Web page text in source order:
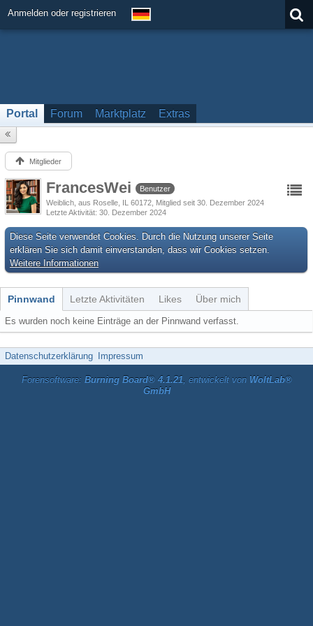
Anmelden oder registrieren
Portal Forum Marktplatz Extras
Mitglieder
FrancesWei
Benutzer
Weiblich aus Roselle, IL 60172 Mitglied seit 30. Dezember 2024
Letzte Aktivität 30. Dezember 2024
Diese Seite verwendet Cookies. Durch die Nutzung unserer Seite
erklären Sie sich damit einverstanden, dass wir Cookies setzen.
Weitere Informationen
Pinnwand Letzte Aktivitäten Likes Über mich
Es wurden noch keine Einträge an der Pinnwand verfasst.
Datenschutzerklärung Impressum
Forensoftware: Burning Board® 4.1.21, entwickelt von WoltLab®
GmbH